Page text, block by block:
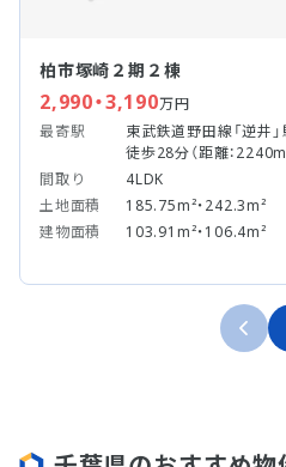
柏市塚崎２期２棟
2,990・3,190万円
最寄駅
東武鉄道野田線「逆井」
徒歩28分（距離：2240m
間取り
4LDK
土地面積
185.75m²・242.3m²
建物面積
103.91m²・106.4m²